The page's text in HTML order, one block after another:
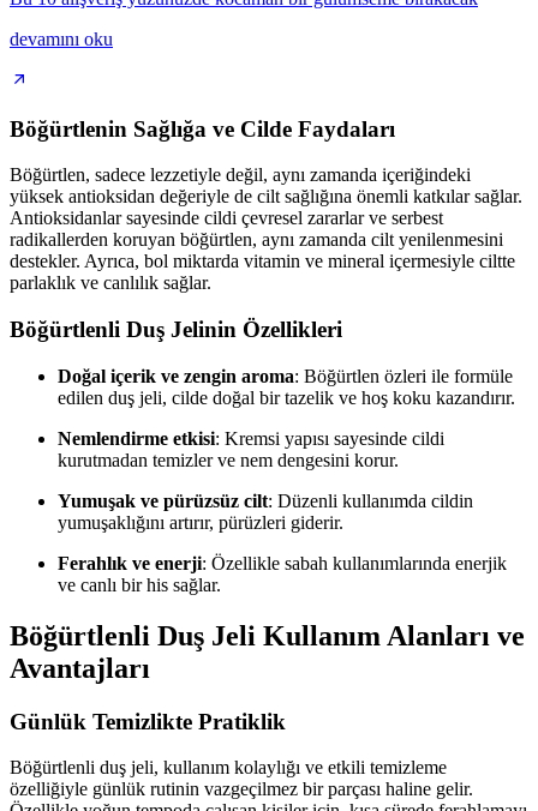
devamını oku
Böğürtlenin Sağlığa ve Cilde Faydaları
Böğürtlen, sadece lezzetiyle değil, aynı zamanda içeriğindeki
yüksek antioksidan değeriyle de cilt sağlığına önemli katkılar sağlar.
Antioksidanlar sayesinde cildi çevresel zararlar ve serbest
radikallerden koruyan böğürtlen, aynı zamanda cilt yenilenmesini
destekler. Ayrıca, bol miktarda vitamin ve mineral içermesiyle ciltte
parlaklık ve canlılık sağlar.
Böğürtlenli Duş Jelinin Özellikleri
Doğal içerik ve zengin aroma: Böğürtlen özleri ile formüle
edilen duş jeli, cilde doğal bir tazelik ve hoş koku kazandırır.
Nemlendirme etkisi: Kremsi yapısı sayesinde cildi
kurutmadan temizler ve nem dengesini korur.
Yumuşak ve pürüzsüz cilt: Düzenli kullanımda cildin
yumuşaklığını artırır, pürüzleri giderir.
Ferahlık ve enerji: Özellikle sabah kullanımlarında enerjik
ve canlı bir his sağlar.
Böğürtlenli Duş Jeli Kullanım Alanları ve
Avantajları
Günlük Temizlikte Pratiklik
Böğürtlenli duş jeli, kullanım kolaylığı ve etkili temizleme
özelliğiyle günlük rutinin vazgeçilmez bir parçası haline gelir.